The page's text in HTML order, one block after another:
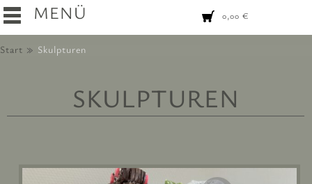
MENÜ 0,00 €
Start Skulpturen
SKULPTUREN